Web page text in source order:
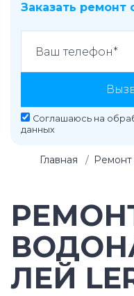
Заказать ремонт
Соглашаюсь на
данных
Главная Ремонт
ЛЕЙ